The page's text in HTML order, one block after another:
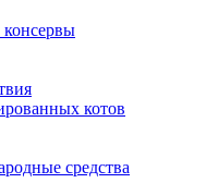
котов
средства